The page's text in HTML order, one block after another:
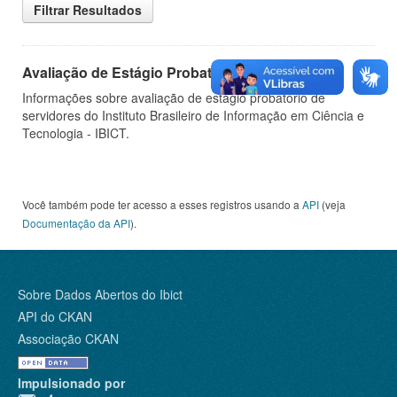
Filtrar Resultados
Avaliação de Estágio Probatório
Informações sobre avaliação de estágio probatório de
servidores do Instituto Brasileiro de Informação em Ciência e
Tecnologia - IBICT.
Você também pode ter acesso a esses registros usando a API (veja
Documentação da API).
Sobre Dados Abertos do Ibict
API do CKAN
Associação CKAN
Impulsionado por